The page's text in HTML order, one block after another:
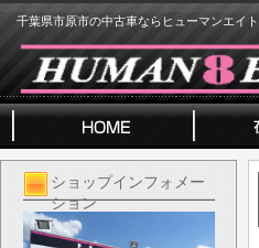
千葉県市原市の中古車ならヒューマンエイト
ショップインフォメー
ション